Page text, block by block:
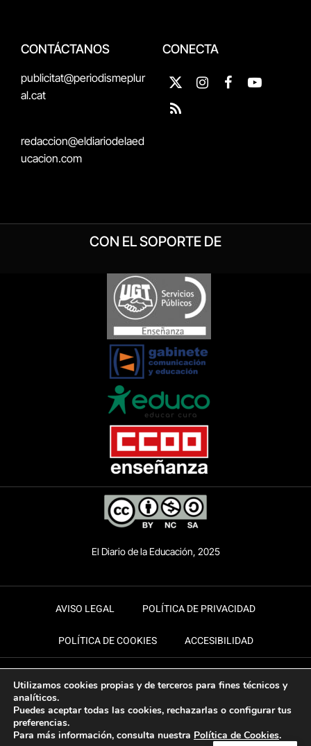
CONTÁCTANOS
publicitat@periodismeplur
al.cat
redaccion@eldiariodelaed
ucacion.com
CONECTA
X
(Twitter)
InstagramFacebookYouTube
RSS
CON EL SOPORTE DE
El Diario de la Educación, 2025
AVISO LEGAL POLÍTICA DE PRIVACIDAD
POLÍTICA DE COOKIES ACCESIBILIDAD
Utilizamos cookies propias y de terceros para fines técnicos y
analíticos.
Puedes aceptar todas las cookies, rechazarlas o configurar tus
preferencias.
Para más información, consulta nuestra Política de Cookies.